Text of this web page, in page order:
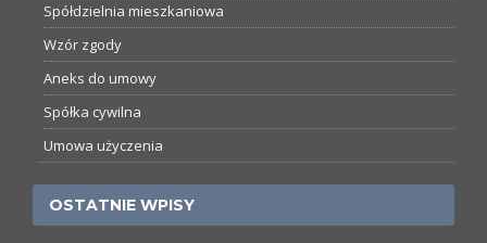
Spółdzielnia mieszkaniowa
Wzór zgody
Aneks do umowy
Spółka cywilna
Umowa użyczenia
OSTATNIE WPISY